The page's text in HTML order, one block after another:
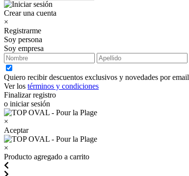
Crear una cuenta
×
Registrarme
Soy persona
Soy empresa
Quiero recibir descuentos exclusivos y novedades por email
Ver los términos y condiciones
Finalizar registro
o iniciar sesión
×
Aceptar
×
Producto agregado a carrito